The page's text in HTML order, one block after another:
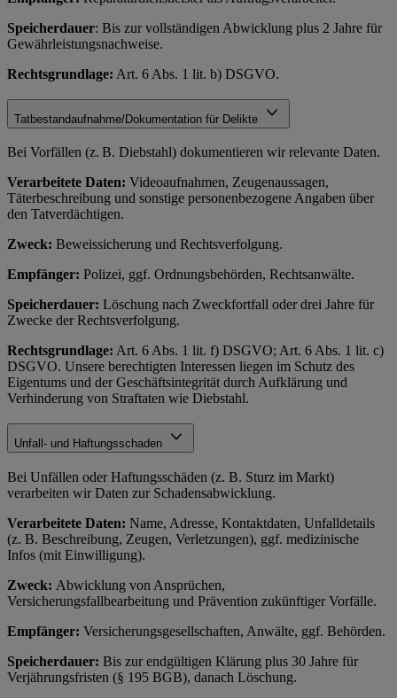
Speicherdauer: Bis zur vollständigen Abwicklung plus 2 Jahre für
Gewährleistungsnachweise.
Rechtsgrundlage: Art. 6 Abs. 1 lit. b) DSGVO.
Tatbestandaufnahme/Dokumentation für Delikte
Bei Vorfällen (z. B. Diebstahl) dokumentieren wir relevante Daten.
Verarbeitete Daten: Videoaufnahmen, Zeugenaussagen,
Täterbeschreibung und sonstige personenbezogene Angaben über
den Tatverdächtigen.
Zweck: Beweissicherung und Rechtsverfolgung.
Empfänger: Polizei, ggf. Ordnungsbehörden, Rechtsanwälte.
Speicherdauer: Löschung nach Zweckfortfall oder drei Jahre für
Zwecke der Rechtsverfolgung.
Rechtsgrundlage: Art. 6 Abs. 1 lit. f) DSGVO; Art. 6 Abs. 1 lit. c)
DSGVO. Unsere berechtigten Interessen liegen im Schutz des
Eigentums und der Geschäftsintegrität durch Aufklärung und
Verhinderung von Straftaten wie Diebstahl.
Unfall- und Haftungsschaden
Bei Unfällen oder Haftungsschäden (z. B. Sturz im Markt)
verarbeiten wir Daten zur Schadensabwicklung.
Verarbeitete Daten: Name, Adresse, Kontaktdaten, Unfalldetails
(z. B. Beschreibung, Zeugen, Verletzungen), ggf. medizinische
Infos (mit Einwilligung).
Zweck: Abwicklung von Ansprüchen,
Versicherungsfallbearbeitung und Prävention zukünftiger Vorfälle.
Empfänger: Versicherungsgesellschaften, Anwälte, ggf. Behörden.
Speicherdauer: Bis zur endgültigen Klärung plus 30 Jahre für
Verjährungsfristen (§ 195 BGB), danach Löschung.